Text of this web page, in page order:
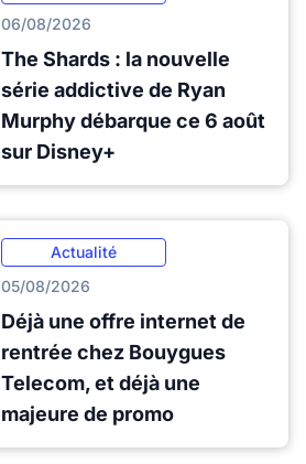
06/08/2026
The Shards : la nouvelle
série addictive de Ryan
Murphy débarque ce 6 août
sur Disney+
Actualité
05/08/2026
Déjà une offre internet de
rentrée chez Bouygues
Telecom, et déjà une
majeure de promo